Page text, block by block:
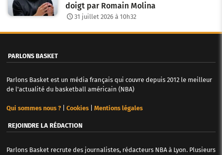
doigt par Romain Molina
31 juillet 2026 à 10h32
PARLONS BASKET
Parlons Basket est un média français qui couvre depuis 2012 le meilleur
de l'actualité du basketball américain (NBA)
Qui sommes nous ?| Cookies| Mentions légales
REJOINDRE LA RÉDACTION
Parlons Basket recrute des journalistes, rédacteurs NBA à Lyon. Plusieurs